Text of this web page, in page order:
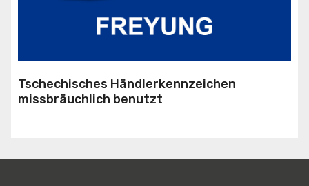
Tschechisches Händlerkennzeichen
missbräuchlich benutzt